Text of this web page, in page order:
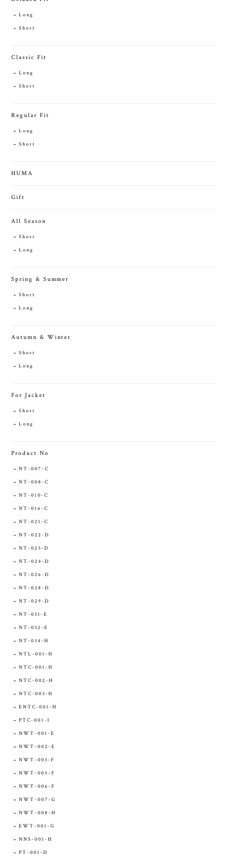
Long
Short
Classic Fit
Long
Short
Regular Fit
Long
Short
HUMA
Gift
All Season
Short
Long
Spring & Summer
Short
Long
Autumn & Winter
Short
Long
For Jacket
Short
Long
Product No
NT-007-C
NT-008-C
NT-010-C
NT-016-C
NT-021-C
NT-022-D
NT-023-D
NT-024-D
NT-026-D
NT-028-D
NT-029-D
NT-031-E
NT-032-E
NT-034-H
NTL-001-H
NTC-001-H
NTC-002-H
NTC-003-H
ENTC-001-H
PTC-001-I
NWT-001-E
NWT-002-E
NWT-003-F
NWT-005-F
NWT-006-F
NWT-007-G
NWT-008-H
EWT-001-G
NNS-001-H
PT-001-D